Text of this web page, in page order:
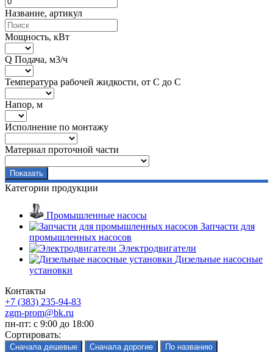
Название, артикул
Мощность, кВт
Q Подача, м3/ч
Температура рабочей жидкости, от С до С
Напор, м
Исполнение по монтажу
Материал проточной части
Категории продукции
Промышленные насосы
Запчасти для
промышленных насосов
Электродвигатели
Дизельные насосные
установки
Контакты
+7 (383) 235-94-83
zgm-prom@bk.ru
пн-пт: с 9:00 до 18:00
Сортировать: